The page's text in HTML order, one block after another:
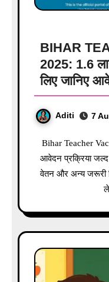
BIHAR
2025: 1.6
लिए जानिए
Aditi 7
Bihar Teacher Vacancy 2025 Apply Online के लिए
आवेदन प्रक्रिया जल्द
वेतन और अन्य जरूरी